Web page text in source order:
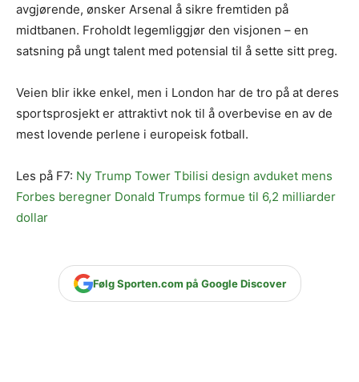
avgjørende, ønsker Arsenal å sikre fremtiden på
midtbanen. Froholdt legemliggjør den visjonen – en
satsning på ungt talent med potensial til å sette sitt preg.
Veien blir ikke enkel, men i London har de tro på at deres
sportsprosjekt er attraktivt nok til å overbevise en av de
mest lovende perlene i europeisk fotball.
Les på F7: Ny Trump Tower Tbilisi design avduket mens
Forbes beregner Donald Trumps formue til 6,2 milliarder
dollar
Følg Sporten.com på Google Discover